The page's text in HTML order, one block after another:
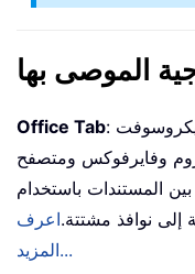
الموصى بها
Office Tab
وفايرفوكس ومتصفح
بين المستندات باستخدام
إلى نوافذ مشتتة.اعرف
المزيد...